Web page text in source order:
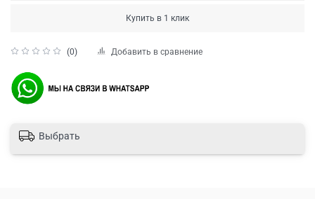
(0) Добавить в сравнение
Купить в 1 клик
Выбрать